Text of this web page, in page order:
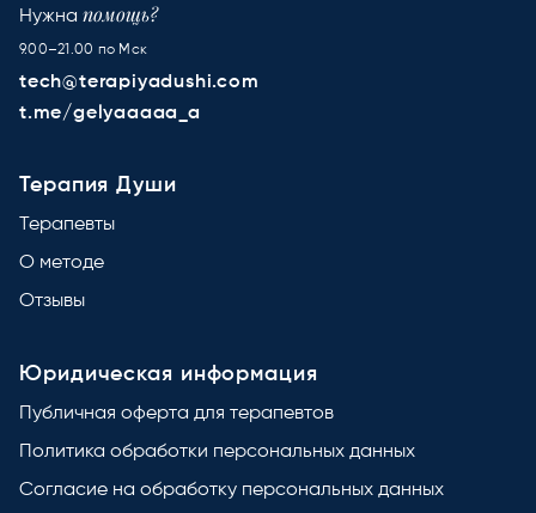
Нужна помощь?
9.00–21.00 по Мск
tech@terapiyadushi.com
t.me/gelyaaaaa_a
Терапия Души
Терапевты
О методе
Отзывы
Юридическая информация
Публичная оферта для терапевтов
Политика обработки персональных данных
Согласие на обработку персональных данных